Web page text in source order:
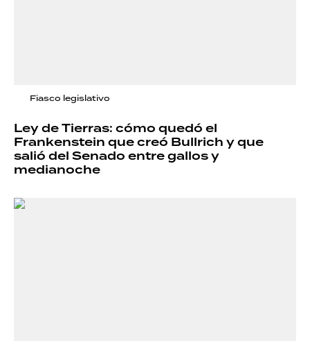
Fiasco legislativo
Ley de Tierras: cómo quedó el
Frankenstein que creó Bullrich y que
salió del Senado entre gallos y
medianoche